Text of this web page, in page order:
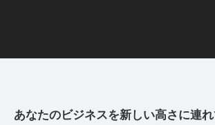
あなたのビジネスを新しい高さに連